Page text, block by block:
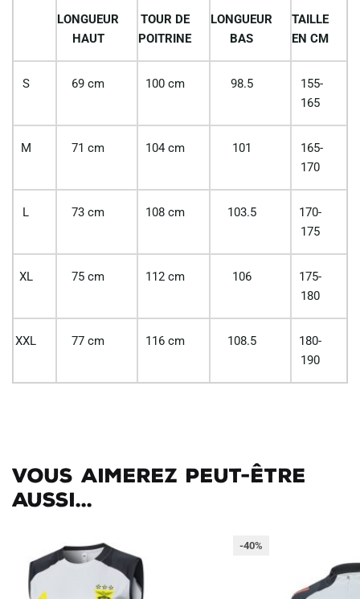
LONGUEUR
HAUT
TOUR DE
POITRINE
LONGUEUR
BAS
TAILLE
EN CM
S 69 cm 100 cm 98.5
155-
165
M 71 cm 104 cm 101
165-
170
L 73 cm 108 cm 103.5
170-
175
XL 75 cm 112 cm 106
175-
180
XXL 77 cm 116 cm 108.5
180-
190
Vous aimerez peut-être
aussi...
-40%